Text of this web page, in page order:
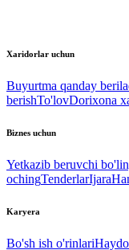
Xaridorlar uchun
Buyurtma qanday
berishTo'lovDorixona
Biznes uchun
Yetkazib beruvchi
ochingTenderlarIjara
Karyera
Bo'sh ish o'rinlari